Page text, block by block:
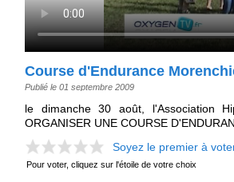
Course d'Endurance
Publié le 01 septembre 2009
le dimanche 30 août, l'Association
ORGANISER UNE COURSE
Soyez le premier à
Pour voter, cliquez sur l'étoile de votre choix